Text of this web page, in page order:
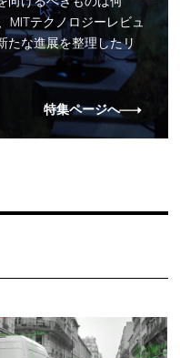
MITテクノロジーレビュ
たな進展を整理したリ
特集ページへ